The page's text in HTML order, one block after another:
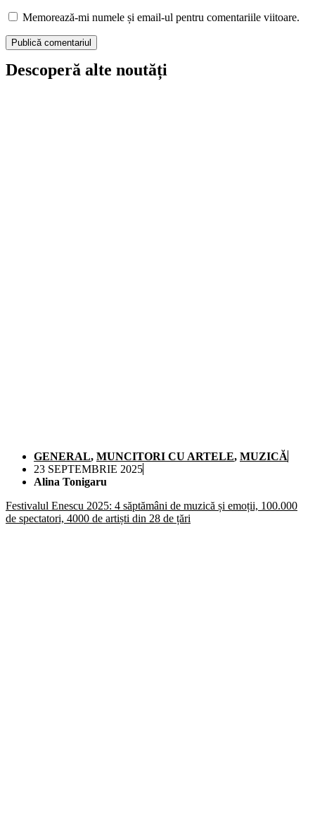
Memorează-mi numele și email-ul pentru comentariile viitoare.
Descoperă alte noutăți
GENERAL, MUNCITORI CU ARTELE, MUZICĂ
23 SEPTEMBRIE 2025
Alina Tonigaru
Festivalul Enescu 2025: 4 săptămâni de muzică și emoții, 100.000
de spectatori, 4000 de artiști din 28 de țări